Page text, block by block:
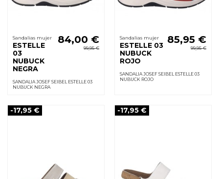
Sandalias mujer
ESTELLE
03
NUBUCK
NEGRA
84,00 €
99,95 €
SANDALIA JOSEF SEIBEL ESTELLE 03
NUBUCK NEGRA
Sandalias mujer
ESTELLE 03
NUBUCK
ROJO
85,95 €
99,95 €
SANDALIA JOSEF SEIBEL ESTELLE 03
NUBUCK ROJO
-17,95 € -17,95 €